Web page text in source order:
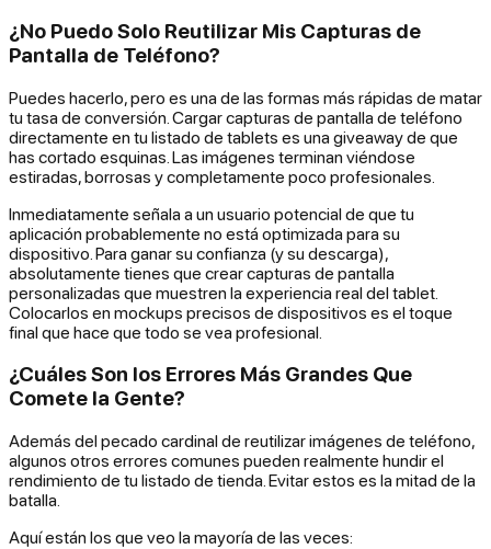
¿No Puedo Solo Reutilizar Mis Capturas de
Pantalla de Teléfono?
Puedes hacerlo, pero es una de las formas más rápidas de matar
tu tasa de conversión. Cargar capturas de pantalla de teléfono
directamente en tu listado de tablets es una giveaway de que
has cortado esquinas. Las imágenes terminan viéndose
estiradas, borrosas y completamente poco profesionales.
Inmediatamente señala a un usuario potencial de que tu
aplicación probablemente no está optimizada para su
dispositivo. Para ganar su confianza (y su descarga),
absolutamente tienes que crear capturas de pantalla
personalizadas que muestren la experiencia real del tablet.
Colocarlos en mockups precisos de dispositivos es el toque
final que hace que todo se vea profesional.
¿Cuáles Son los Errores Más Grandes Que
Comete la Gente?
Además del pecado cardinal de reutilizar imágenes de teléfono,
algunos otros errores comunes pueden realmente hundir el
rendimiento de tu listado de tienda. Evitar estos es la mitad de la
batalla.
Aquí están los que veo la mayoría de las veces: